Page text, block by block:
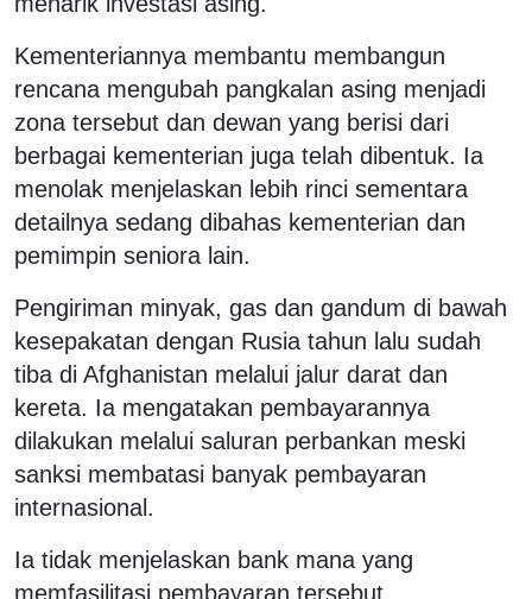
Kementeriannya membantu membangun
rencana mengubah pangkalan asing menjadi
zona tersebut dan dewan yang berisi dari
berbagai kementerian juga telah dibentuk. Ia
menolak menjelaskan lebih rinci sementara
detailnya sedang dibahas kementerian dan
pemimpin seniora lain.
Pengiriman minyak, gas dan gandum di bawah
kesepakatan dengan Rusia tahun lalu sudah
tiba di Afghanistan melalui jalur darat dan
kereta. Ia mengatakan pembayarannya
dilakukan melalui saluran perbankan meski
sanksi membatasi banyak pembayaran
internasional.
Ia tidak menjelaskan bank mana yang
memfasilitasi pembayaran tersebut.